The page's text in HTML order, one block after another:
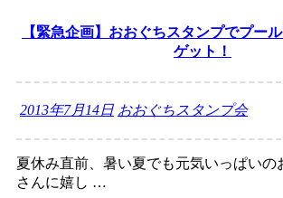
【緊急企画】おおぐちスタンプでプー
ゲット！
2013年7月14日 おおぐちスタンプ会
夏休み直前、暑い夏でも元気いっぱいの
さんに嬉し …